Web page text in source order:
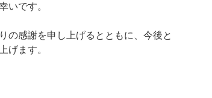
いです。
の感謝を申し上げるとともに、今後と
げます。